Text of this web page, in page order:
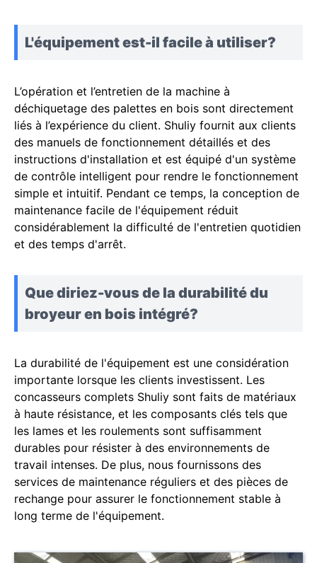
L'équipement est-il facile à utiliser?
L’opération et l’entretien de la machine à
déchiquetage des palettes en bois sont directement
liés à l’expérience du client. Shuliy fournit aux clients
des manuels de fonctionnement détaillés et des
instructions d'installation et est équipé d'un système
de contrôle intelligent pour rendre le fonctionnement
simple et intuitif. Pendant ce temps, la conception de
maintenance facile de l'équipement réduit
considérablement la difficulté de l'entretien quotidien
et des temps d'arrêt.
Que diriez-vous de la durabilité du
broyeur en bois intégré?
La durabilité de l'équipement est une considération
importante lorsque les clients investissent. Les
concasseurs complets Shuliy sont faits de matériaux
à haute résistance, et les composants clés tels que
les lames et les roulements sont suffisamment
durables pour résister à des environnements de
travail intenses. De plus, nous fournissons des
services de maintenance réguliers et des pièces de
rechange pour assurer le fonctionnement stable à
long terme de l'équipement.